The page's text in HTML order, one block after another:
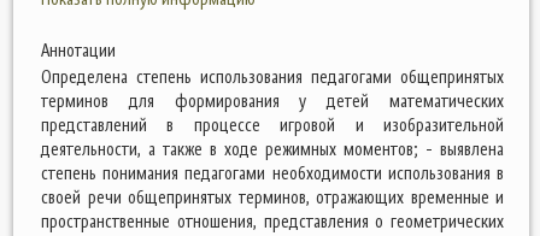
Аннотации
Определена степень использования педагогами общепринятых
терминов для формирования у детей математических
представлений в процессе игровой и изобразительной
деятельности, а также в ходе режимных моментов; - выявлена
степень понимания педагогами необходимости использования в
своей речи общепринятых терминов, отражающих временные и
пространственные отношения, представления о геометрических